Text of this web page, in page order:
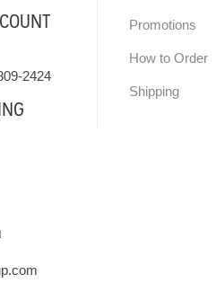
2424
Promotions
How to Order
Shipping